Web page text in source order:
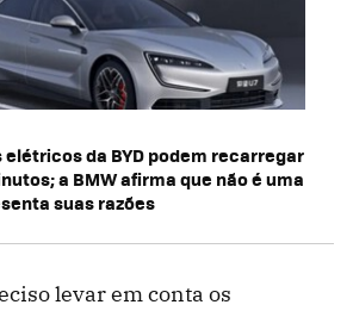
elétricos da BYD podem recarregar
a BMW afirma que não é uma
suas razões
levar em conta os